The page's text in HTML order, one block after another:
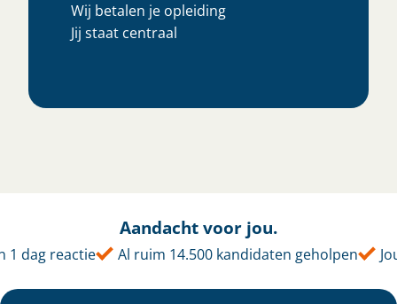
Wij betalen je opleiding
Jij staat centraal
Aandacht voor jou.
reactie Al ruim 14.500 kandidaten geholpen